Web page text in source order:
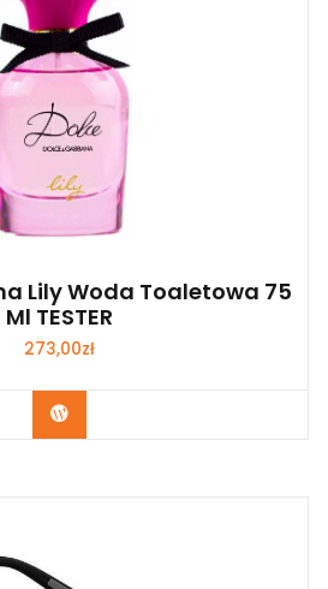
Lily Woda Toaletowa 75
Ml TESTER
273,00zł
Zobacz